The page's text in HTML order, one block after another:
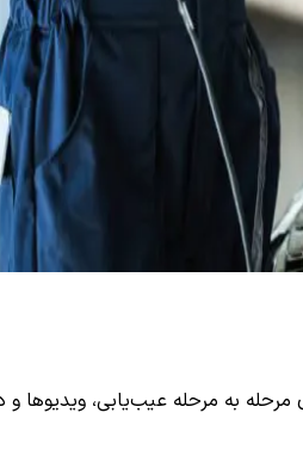
به مرحله عیب‌یابی، ویدیوها